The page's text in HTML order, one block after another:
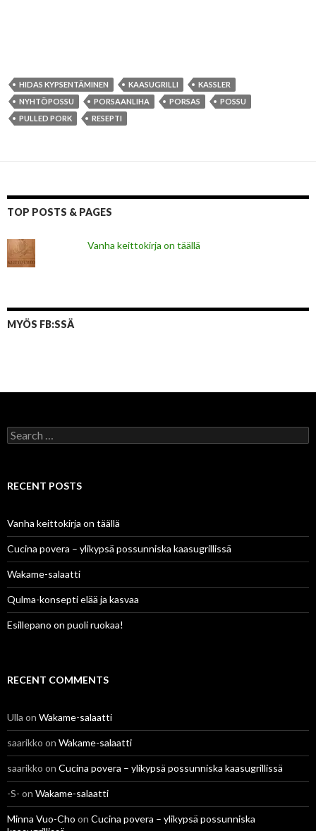
HIDAS KYPSENTÄMINEN KAASUGRILLI
KASSLER
NYHTÖPOSSU
PORSAANLIHA PORSAS
POSSU
PULLED PORK
RESEPTI
TOP POSTS & PAGES
Vanha keittokirja on täällä
MYÖS FB:SSÄ
Search
for:
RECENT POSTS
Vanha keittokirja on täällä
Cucina povera – ylikypsä possunniska kaasugrillissä
Wakame-salaatti
Qulma-konsepti elää ja kasvaa
Esillepano on puoli ruokaa!
RECENT COMMENTS
Ulla on Wakame-salaatti
saarikko on Wakame-salaatti
saarikko on Cucina povera – ylikypsä possunniska kaasugrillissä
-S- on Wakame-salaatti
Minna Vuo-Cho on Cucina povera – ylikypsä possunniska